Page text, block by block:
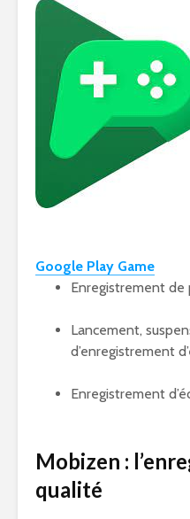
Google Play Game
Enregistrement de
Lancement,
d’enregistrement
Enregistrement
Mobizen :
qualité